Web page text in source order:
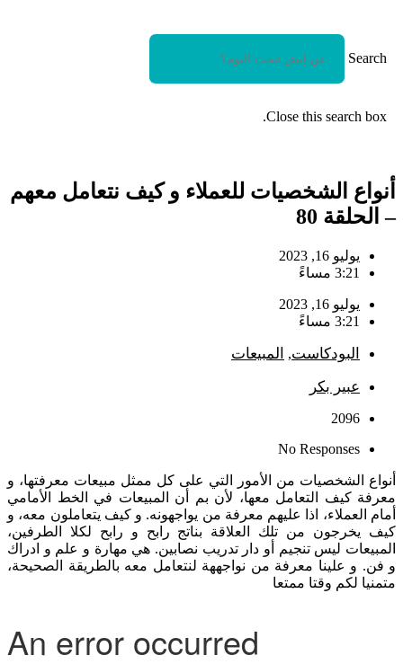
Search
Close this search box.
أنواع الشخصيات للعملاء و كيف نتعامل معهم
– الحلقة 80
يوليو 16, 2023
3:21 مساءً
يوليو 16, 2023
3:21 مساءً
البودكاست,
المبيعات
عبير بكر
2096
No Responses
أنواع الشخصيات من الأمور التي على كل ممثل مبيعات معرفتها، و
معرفة كيف التعامل معها، لأن بم أن المبيعات في الخط الأمامي
أمام العملاء، اذا عليهم معرفة من يواجهونه. و كيف يتعاملون معه، و
كيف يخرجون من تلك العلاقة بناتج رابح و رابح لكلا الطرفين،
المبيعات ليس تنجيم أو دار تدريب نصابين. هي مهارة و علم و ادراك
و فن. و علينا معرفة من نواجههة لنتعامل معه بالطريقة الصحيحة،
متمنيا لكم وقتا ممتعا